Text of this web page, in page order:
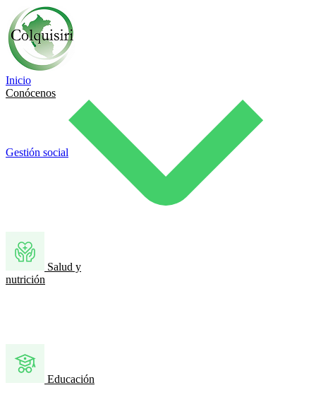
Inicio
Conócenos
Gestión social
Salud y
nutrición
Educación